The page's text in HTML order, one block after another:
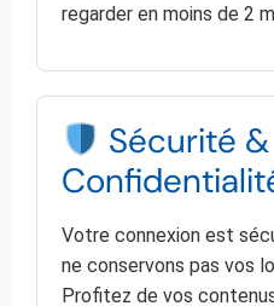
regarder en moins de 2
Sécurité &
Votre connexion est
ne conservons pas vos
Profitez de vos